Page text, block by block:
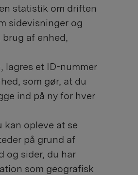
statistik om driften
sidevisninger og
af enhed,
lagres et ID-nummer
som gør, at du
ind på ny for hver
kan opleve at se
på grund af
og sider, du har
som geografisk